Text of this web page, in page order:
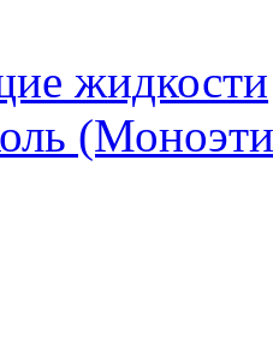
жидкости